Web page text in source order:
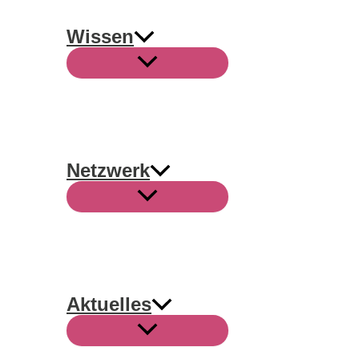
Wissen
Netzwerk
Aktuelles